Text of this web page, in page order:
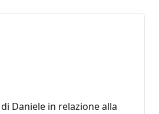
Daniele in relazione alla